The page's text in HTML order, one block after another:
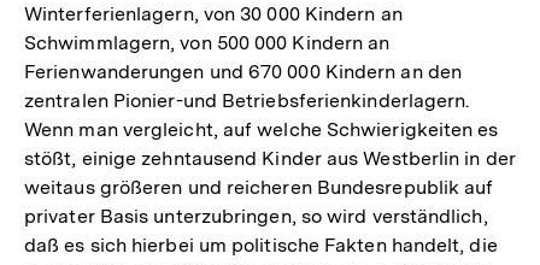
Winterferienlagern, von 30 000 Kindern an
Schwimmlagern, von 500 000 Kindern an
Ferienwanderungen und 670 000 Kindern an den
zentralen Pionier-und Betriebsferienkinderlagern.
Wenn man vergleicht, auf welche Schwierigkeiten es
stößt, einige zehntausend Kinder aus Westberlin in der
weitaus größeren und reicheren Bundesrepublik auf
privater Basis unterzubringen, so wird verständlich,
daß es sich hierbei um politische Fakten handelt, die